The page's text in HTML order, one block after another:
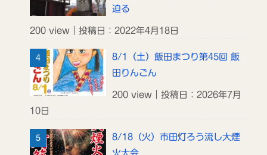
迫る
200 view｜投稿日：2022年4月18日
8/1（土）飯田まつり第45回 飯
田りんごん
200 view｜投稿日：2026年7月
10日
8/18（火）市田灯ろう流し大煙
火大会